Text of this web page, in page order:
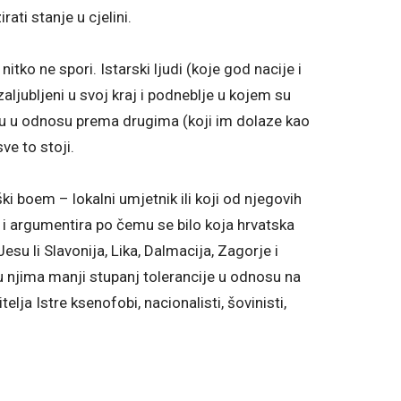
stanje u cjelini.
ne spori. Istarski ljudi (koje god nacije i
u svoj kraj i podneblje u kojem su
odnosu prema drugima (koji im dolaze kao
to stoji.
boem – lokalni umjetnik ili koji od njegovih
po čemu se bilo koja hrvatska
li Slavonija, Lika, Dalmacija, Zagorje i
manji stupanj tolerancije u odnosu na
Istre ksenofobi, nacionalisti, šovinisti,